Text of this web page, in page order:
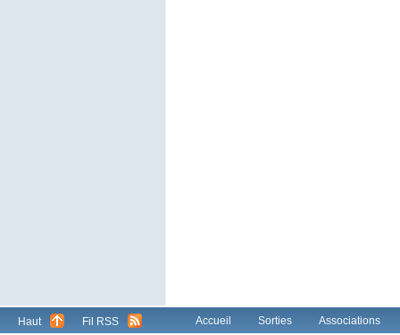
Haut Fil RSS Accueil Sorties Associations